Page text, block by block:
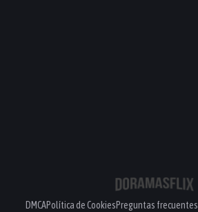
DMCAPolítica de CookiesPreguntas frecuentes